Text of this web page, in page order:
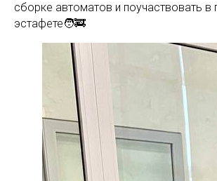
сборке автоматов и поучаствовать в
эстафете🧑‍🚒